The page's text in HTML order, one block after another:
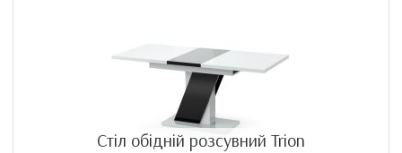
Стіл обідній розсувний Trion